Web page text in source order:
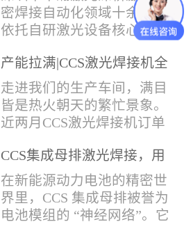
密焊接自动化领域十余年，
依托自研激光设备核心技
环挤压成型机、多功能锡环
卷绕成型机，两套专业锡环
制备设备，预制标准化锡环
搭配激光定点熔锡工艺，从
方位解决精密电子量产焊接
痛点。预制锡环焊接工艺预
制锡环焊接工艺，核心优势
明显：1.锡料定量可控：锡
环设备提前卷绕/挤压成型，
产能拉满|CCS激光焊接机全
力量产冲刺
走进我们的生产车间，满目
皆是热火朝天的繁忙景象。
近两月CCS激光焊接机订单
和，全员火力全开，全力奔
赴交付节点，用硬核产能响
应市场需求，用严苛品质回
馈每一份客户信任。市场认
CCS集成母排激光焊接，用
微米级工艺守护新能源电池
生命线
在新能源动力电池的精密世
界里，CCS 集成母排被誉为
电池模组的 “神经网络”。它